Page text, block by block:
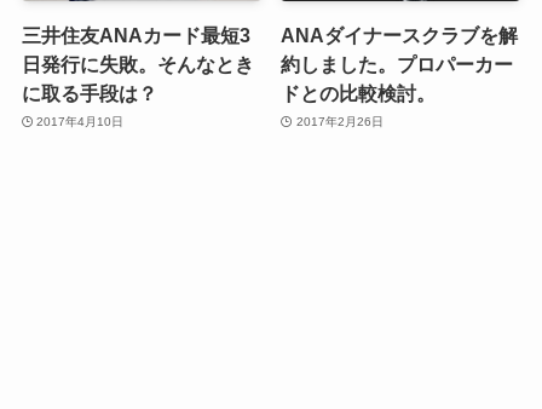
三井住友ANAカード最短3
日発行に失敗。そんなとき
に取る手段は？
2017年4月10日
ANAダイナースクラブを解
約しました。プロパーカー
ドとの比較検討。
2017年2月26日